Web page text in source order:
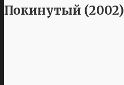
Покинутый (2002)